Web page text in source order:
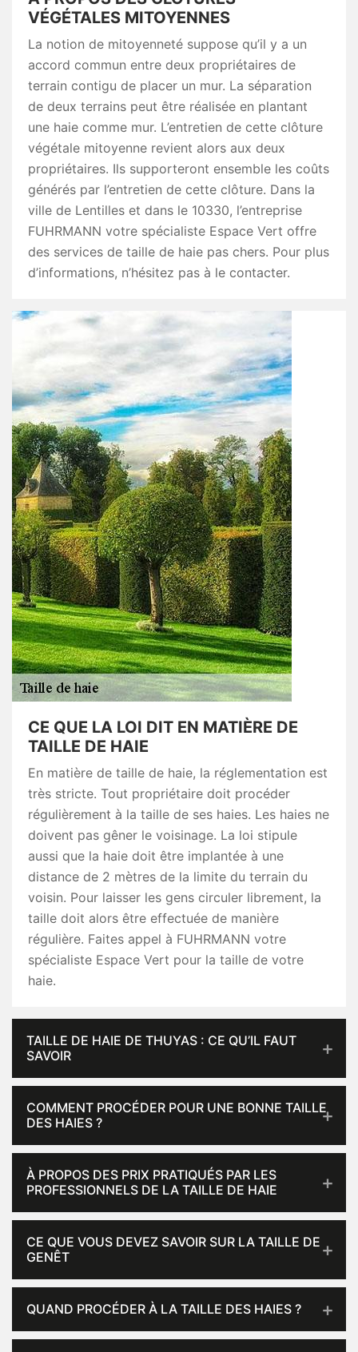
VÉGÉTALES MITOYENNES
La notion de mitoyenneté suppose qu’il y a un
accord commun entre deux propriétaires de
terrain contigu de placer un mur. La séparation
de deux terrains peut être réalisée en plantant
une haie comme mur. L’entretien de cette clôture
végétale mitoyenne revient alors aux deux
propriétaires. Ils supporteront ensemble les coûts
générés par l’entretien de cette clôture. Dans la
ville de Lentilles et dans le 10330, l’entreprise
FUHRMANN votre spécialiste Espace Vert offre
des services de taille de haie pas chers. Pour plus
d’informations, n’hésitez pas à le contacter.
CE QUE LA LOI DIT EN MATIÈRE DE
TAILLE DE HAIE
En matière de taille de haie, la réglementation est
très stricte. Tout propriétaire doit procéder
régulièrement à la taille de ses haies. Les haies ne
doivent pas gêner le voisinage. La loi stipule
aussi que la haie doit être implantée à une
distance de 2 mètres de la limite du terrain du
voisin. Pour laisser les gens circuler librement, la
taille doit alors être effectuée de manière
régulière. Faites appel à FUHRMANN votre
spécialiste Espace Vert pour la taille de votre
haie.
TAILLE DE HAIE DE THUYAS : CE QU’IL FAUT
SAVOIR
COMMENT PROCÉDER POUR UNE BONNE TAILLE
DES HAIES ?
À PROPOS DES PRIX PRATIQUÉS PAR LES
PROFESSIONNELS DE LA TAILLE DE HAIE
CE QUE VOUS DEVEZ SAVOIR SUR LA TAILLE DE
GENÊT
QUAND PROCÉDER À LA TAILLE DES HAIES ?